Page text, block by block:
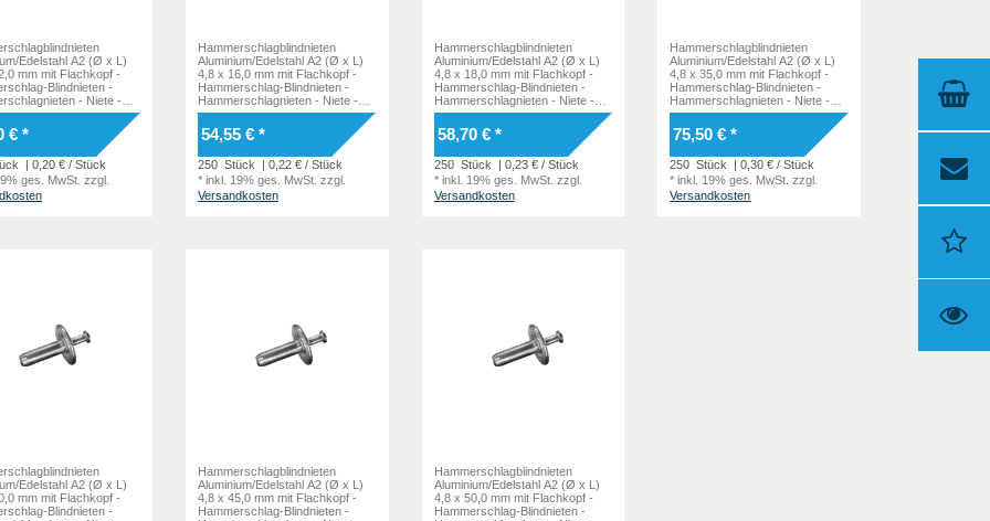
Edelstahl A2 (Ø x L)
mm mit Flachkopf -
Blindnieten -
- Niete -
€ *
| 0,20 € / Stück
ges. MwSt. zzgl.
Hammerschlagblindnieten
Aluminium/Edelstahl A2 (Ø x L)
4,8 x 16,0 mm mit Flachkopf -
Hammerschlag-Blindnieten -
Hammerschlagnieten - Niete -
HAMMER
54,55 € *
250 Stück
| 0,22 € / Stück
* inkl. 19% ges. MwSt. zzgl.
Versandkosten
Hammerschlagblindnieten
Aluminium/Edelstahl A2 (Ø x L)
4,8 x 18,0 mm mit Flachkopf -
Hammerschlag-Blindnieten -
Hammerschlagnieten - Niete -
HAMMER
58,70 € *
250 Stück
| 0,23 € / Stück
* inkl. 19% ges. MwSt. zzgl.
Versandkosten
Hammerschlagblindnieten
Aluminium/Edelstahl A2 (Ø x L)
4,8 x 35,0 mm mit Flachkopf -
Hammerschlag-Blindnieten -
Hammerschlagnieten - Niete -
HAMMER
75,50 € *
250 Stück
| 0,30 € / Stück
*inkl. 19% ges. MwSt. zzgl.
Versandkosten
Edelstahl A2 (Ø x L)
mm mit Flachkopf -
Blindnieten -
Hammerschlagblindnieten
Aluminium/Edelstahl A2 (Ø x L)
4,8 x 45,0 mm mit Flachkopf -
Hammerschlag-Blindnieten -
Hammerschlagblindnieten
Aluminium/Edelstahl A2 (Ø x L)
4,8 x 50,0 mm mit Flachkopf -
Hammerschlag-Blindnieten -